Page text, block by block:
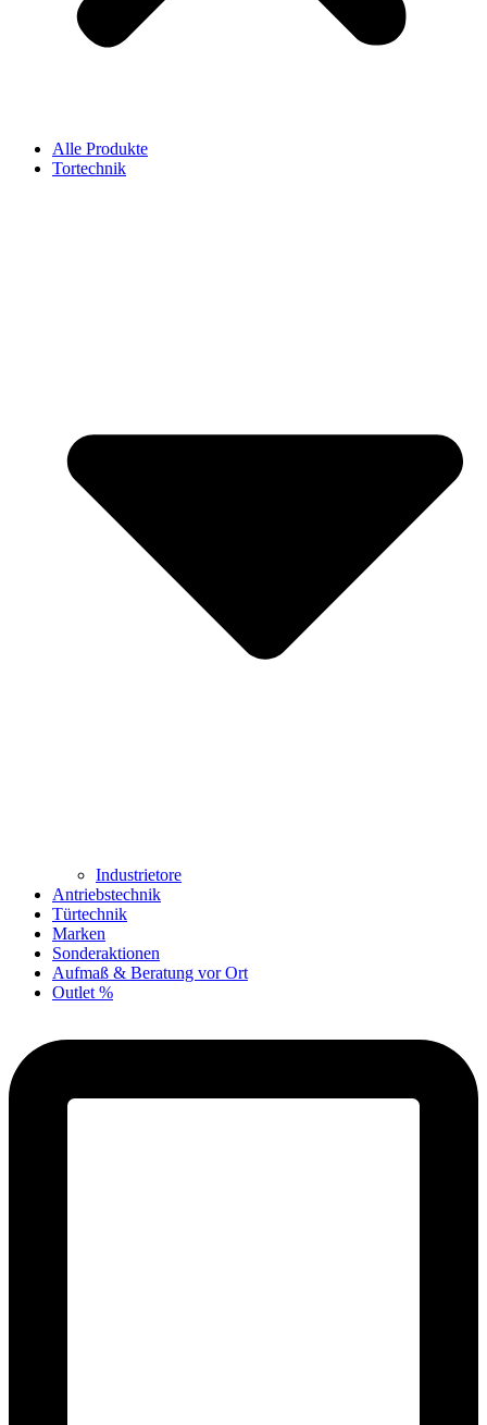
Alle Produkte
Tortechnik
Industrietore
Antriebstechnik
Türtechnik
Marken
Sonderaktionen
Aufmaß & Beratung vor Ort
Outlet %